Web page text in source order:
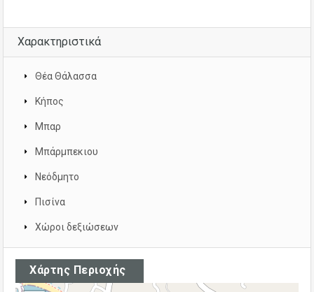
Χαρακτηριστικά
Θέα Θάλασσα
Κήπος
Μπαρ
Μπάρμπεκιου
Νεόδμητο
Πισίνα
Χώροι δεξιώσεων
Χάρτης Περιοχής